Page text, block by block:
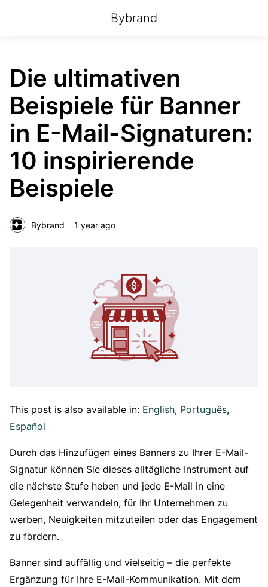
Bybrand
Die ultimativen
Beispiele für Banner
in E-Mail-Signaturen:
10 inspirierende
Beispiele
Bybrand 1 year ago
This post is also available in: English Português
Español
Durch das Hinzufügen eines Banners zu Ihrer E-Mail-
Signatur können Sie dieses alltägliche Instrument auf
die nächste Stufe heben und jede E-Mail in eine
Gelegenheit verwandeln, für Ihr Unternehmen zu
werben, Neuigkeiten mitzuteilen oder das Engagement
zu fördern.
Banner sind auffällig und vielseitig – die perfekte
Ergänzung für Ihre E-Mail-Kommunikation. Mit dem